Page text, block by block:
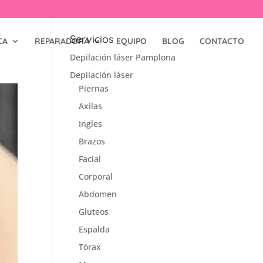
REPARADORA EQUIPO BLOG CONTACTO
Servicios
Depilación láser Pamplona
Depilación láser
Piernas
Axilas
Ingles
Brazos
Facial
Corporal
Abdomen
Gluteos
Espalda
Tórax